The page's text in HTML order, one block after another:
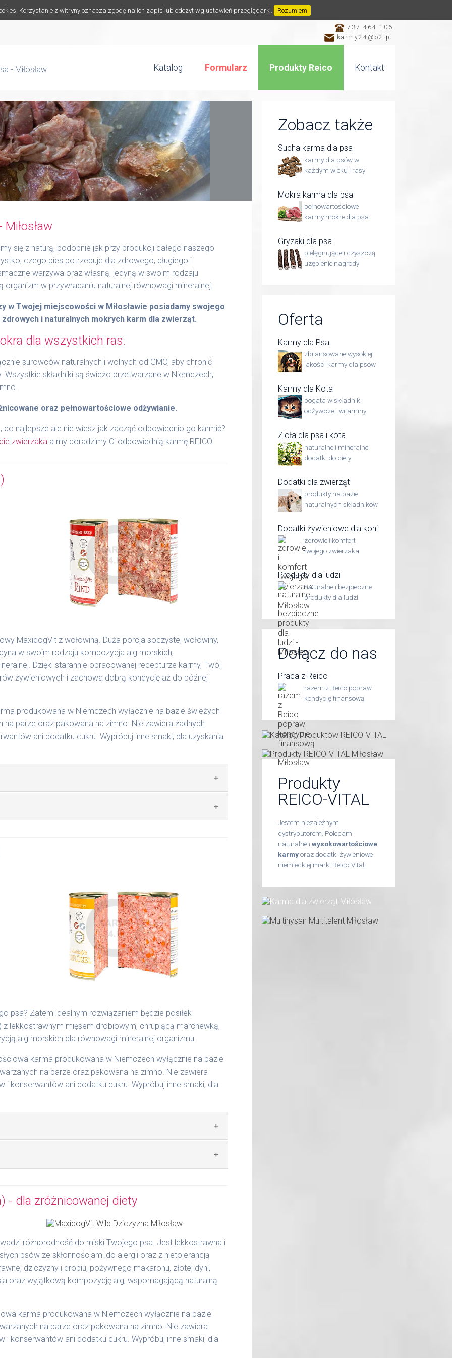
Korzystanie z witryny oznacza zgodę na ich zapis lub odczyt wg ustawień przeglądarki. Rozumiem
737 464 106
karmy24@o2.pl
- Miłosław Katalog Formularz Produkty Reico Kontakt
się z naturą, podobnie jak przy produkcji całego naszego
czego pies potrzebuje dla zdrowego, długiego i
warzywa oraz własną, jedyną w swoim rodzaju
w przywracaniu naturalnej równowagi mineralnej.
w Twojej miejscowości w Miłosławie posiadamy swojego
i naturalnych mokrych karm dla zwierząt.
dla wszystkich ras.
surowców naturalnych i wolnych od GMO, aby chronić
Wszystkie składniki są świeżo przetwarzane w Niemczech,
oraz pełnowartościowe odżywianie.
co najlepsze ale nie wiesz jak zacząć odpowiednio go karmić?
zwierzaka a my doradzimy Ci odpowiednią karmę REICO.
MaxidogVit z wołowiną. Duża porcja soczystej wołowiny,
w swoim rodzaju kompozycja alg morskich,
Dzięki starannie opracowanej recepturze karmy, Twój
żywieniowych i zachowa dobrą kondycję aż do późnej
produkowana w Niemczech wyłącznie na bazie świeżych
parze oraz pakowana na zimno. Nie zawiera żadnych
ani dodatku cukru. Wypróbuj inne smaki, dla uzyskania
69% wołowina, 4% ryż, 4% marchew, bulion
składnikami spożywczymi takimi jak: żołądek, wątroba,
w lodówce, nie dłużej niż 2 dni.
Indywidualne potrzeby zależne są od rasy,
g/1016 | 800 g/1024
psa? Zatem idealnym rozwiązaniem będzie posiłek
lekkostrawnym mięsem drobiowym, chrupiącą marchewką,
alg morskich dla równowagi mineralnej organizmu.
karma produkowana w Niemczech wyłącznie na bazie
na parze oraz pakowana na zimno. Nie zawiera
konserwantów ani dodatku cukru. Wypróbuj inne smaki, dla
69% drób ,4% ryż, 4% marchew, bulion mięsny,
w lodówce, nie dłużej niż 2 dni.
na MaxidogVit Geflügel (Drób)
- dla zróżnicowanej diety
różnorodność do miski Twojego psa. Jest lekkostrawna i
psów ze skłonnościami do alergii oraz z nietolerancją
dziczyzny i drobiu, pożywnego makaronu, złotej dyni,
oraz wyjątkową kompozycję alg, wspomagającą naturalną
karma produkowana w Niemczech wyłącznie na bazie
na parze oraz pakowana na zimno. Nie zawiera
konserwantów ani dodatku cukru. Wypróbuj inne smaki, dla
Zobacz także
Sucha karma dla psa
karmy dla psów w
każdym wieku i rasy
Mokra karma dla psa
pełnowartościowe
karmy mokre dla psa
Gryzaki dla psa
pielęgnujące i czyszczą
uzębienie nagrody
Oferta
Karmy dla Psa
zbilansowane wysokiej
jakości karmy dla psów
Karmy dla Kota
bogata w składniki
odżywcze i witaminy
Zioła dla psa i kota
naturalne i mineralne
dodatki do diety
Dodatki dla zwierząt
produkty na bazie
naturalnych składników
Dodatki żywieniowe dla koni
zdrowie i komfort
twojego zwierzaka
Produkty dla ludzi
naturalne i bezpieczne
produkty dla ludzi
Dołącz do nas
Praca z Reico
razem z Reico popraw
kondycję finansową
Produkty
REICO-VITAL
Jestem niezależnym
dystrybutorem. Polecam
naturalne i wysokowartościowe
karmyoraz dodatki żywieniowe
niemieckiej marki Reico-Vital.